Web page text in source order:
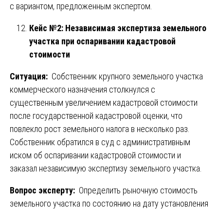
с вариантом, предложенным экспертом.
Кейс №2: Независимая экспертиза земельного
участка при оспаривании кадастровой
стоимости
Ситуация: Собственник крупного земельного участка
коммерческого назначения столкнулся с
существенным увеличением кадастровой стоимости
после государственной кадастровой оценки, что
повлекло рост земельного налога в несколько раз.
Собственник обратился в суд с административным
иском об оспаривании кадастровой стоимости и
заказал независимую экспертизу земельного участка.
Вопрос эксперту: Определить рыночную стоимость
земельного участка по состоянию на дату установления